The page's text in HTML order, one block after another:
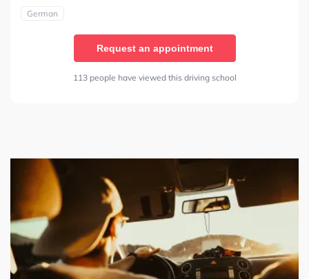
German
Request an appointment
113 people have viewed this driving school